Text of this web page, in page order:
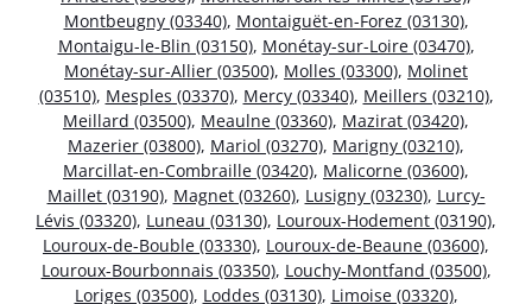
Montbeugny (03340), Montaiguët-en-Forez (03130),
Montaigu-le-Blin (03150), Monétay-sur-Loire (03470),
Monétay-sur-Allier (03500), Molles (03300), Molinet
(03510), Mesples (03370), Mercy (03340), Meillers (03210),
Meillard (03500), Meaulne (03360), Mazirat (03420),
Mazerier (03800), Mariol (03270), Marigny (03210),
Marcillat-en-Combraille (03420), Malicorne (03600),
Maillet (03190), Magnet (03260), Lusigny (03230), Lurcy-
Lévis (03320), Luneau (03130), Louroux-Hodement (03190),
Louroux-de-Bouble (03330), Louroux-de-Beaune (03600),
Louroux-Bourbonnais (03350), Louchy-Montfand (03500),
Loriges (03500), Loddes (03130), Limoise (03320),